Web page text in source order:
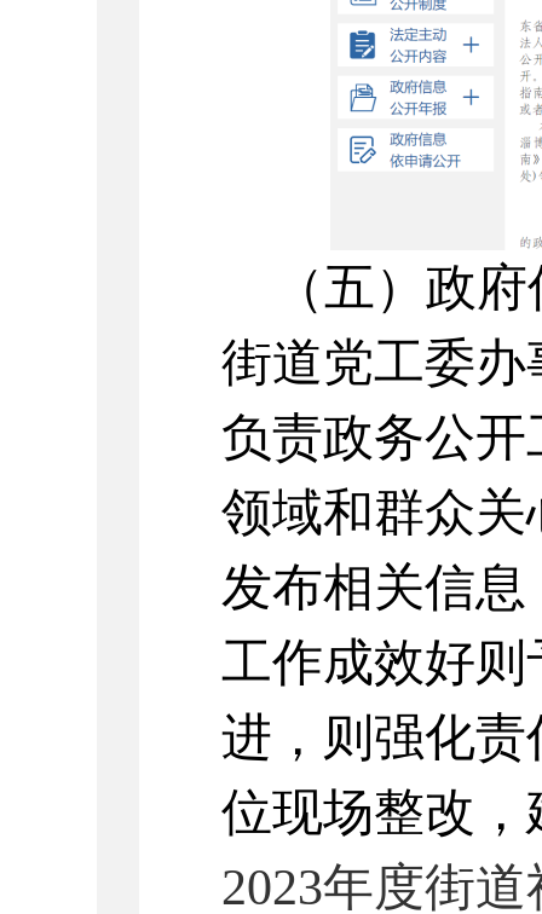
（五） 政府
街道党工委办
负责政务公
领域和群众
发布相关信
工作成效好
进，则强化
位现场整改
2023年度街道